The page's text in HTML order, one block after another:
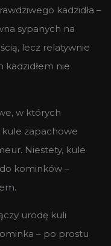
kadzidła –
sypanych na
lecz relatywnie
kadzidłem nie
w których
kule zapachowe
Niestety, kule
kominków –
urodę kuli
– po prostu